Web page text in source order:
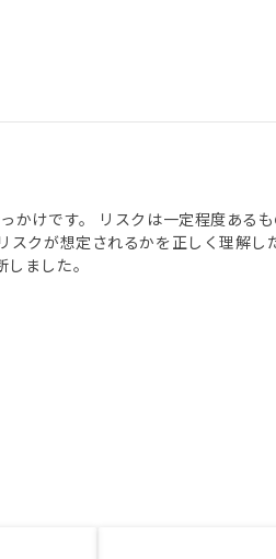
けです。 リスクは一定程度ある
クが想定されるかを正しく理解し
ました。